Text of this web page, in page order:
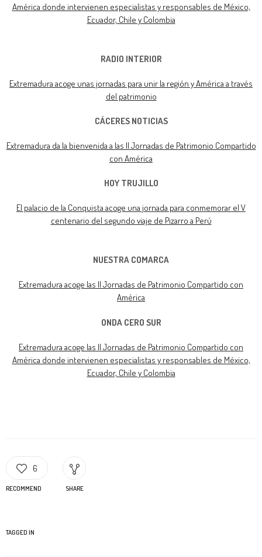
América donde intervienen especialistas y responsables de México,
Ecuador, Chile y Colombia
RADIO INTERIOR
Extremadura acoge unas jornadas para unir la región y América a través
del patrimonio
CÁCERES NOTICIAS
Extremadura da la bienvenida a las II Jornadas de Patrimonio Compartido
con América
HOY TRUJILLO
El palacio de la Conquista acoge una jornada para conmemorar el V
centenario del segundo viaje de Pizarro a Perú
NUESTRA COMARCA
Extremadura acoge las II Jornadas de Patrimonio Compartido con
América
ONDA CERO SUR
Extremadura acoge las II Jornadas de Patrimonio Compartido con
América donde intervienen especialistas y responsables de México,
Ecuador, Chile y Colombia
6
RECOMMEND SHARE
TAGGED IN